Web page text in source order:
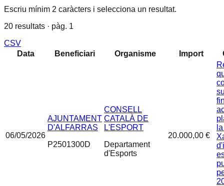
Escriu mínim 2 caràcters i selecciona un resultat.
20 resultats · pàg. 1
CSV
Data
Beneficiari Organisme Import
06/05/2026
AJUNTAMENT
D'ALFARRAS
P2501300D
CONSELL
CATALÀ DE
L'ESPORT
Departament
d'Esports
20.000,00 €